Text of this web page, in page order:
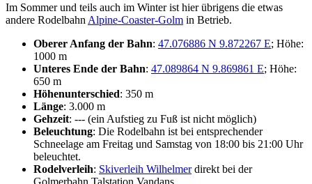
Im Sommer und teils auch im Winter ist hier übrigens die etwas
andere Rodelbahn Alpine-Coaster-Golm in Betrieb.
Oberer Anfang der Bahn: 47.076886 N 9.872267 E; Höhe:
1000 m
Unteres Ende der Bahn: 47.089864 N 9.869861 E; Höhe:
650 m
Höhenunterschied: 350 m
Länge: 3.000 m
Gehzeit: --- (ein Aufstieg zu Fuß ist nicht möglich)
Beleuchtung: Die Rodelbahn ist bei entsprechender
Schneelage am Freitag und Samstag von 18:00 bis 21:00 Uhr
beleuchtet.
Rodelverleih: Skiverleih Wilhelmerdirekt bei der
Golmerbahn Talstation Vandans